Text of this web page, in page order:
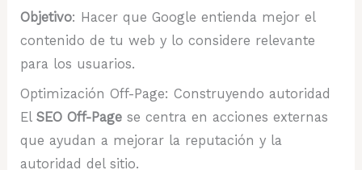
Objetivo: Hacer que Google entienda mejor el
contenido de tu web y lo considere relevante
para los usuarios.
Optimización Off-Page: Construyendo autoridad
ElSEO Off-Page se centra en acciones externas
que ayudan a mejorar la reputación y la
autoridad del sitio.